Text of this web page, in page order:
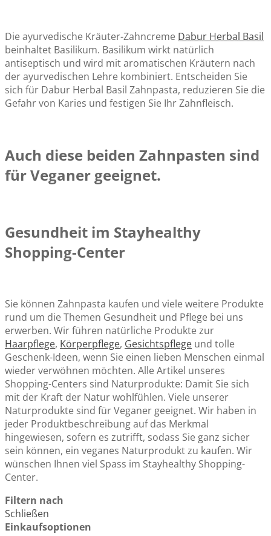
Die ayurvedische Kräuter-Zahncreme Dabur Herbal Basil
beinhaltet Basilikum. Basilikum wirkt natürlich
antiseptisch und wird mit aromatischen Kräutern nach
der ayurvedischen Lehre kombiniert. Entscheiden Sie
sich für Dabur Herbal Basil Zahnpasta, reduzieren Sie die
Gefahr von Karies und festigen Sie Ihr Zahnfleisch.
Auch diese beiden Zahnpasten sind
für Veganer geeignet.
Gesundheit im Stayhealthy
Shopping-Center
Sie können Zahnpasta kaufen und viele weitere Produkte
rund um die Themen Gesundheit und Pflege bei uns
erwerben. Wir führen natürliche Produkte zur
Haarpflege, Körperpflege, Gesichtspflege und tolle
Geschenk-Ideen, wenn Sie einen lieben Menschen einmal
wieder verwöhnen möchten. Alle Artikel unseres
Shopping-Centers sind Naturprodukte: Damit Sie sich
mit der Kraft der Natur wohlfühlen. Viele unserer
Naturprodukte sind für Veganer geeignet. Wir haben in
jeder Produktbeschreibung auf das Merkmal
hingewiesen, sofern es zutrifft, sodass Sie ganz sicher
sein können, ein veganes Naturprodukt zu kaufen. Wir
wünschen Ihnen viel Spass im Stayhealthy Shopping-
Center.
Filtern nach
Schließen
Einkaufsoptionen